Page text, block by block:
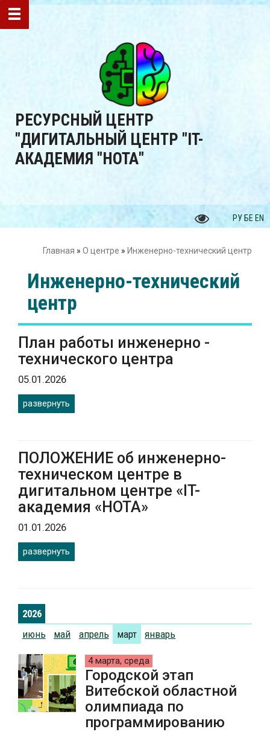
РЕСУРСНЫЙ ЦЕНТР
"ДИГИТАЛЬНЫЙ ЦЕНТР "IT-
АКАДЕМИЯ "НОТА"
РУ БЕ EN
Главная » О центре » Инженерно-технический центр
Инженерно-технический
центр
План работы инженерно -
технического центра
05.01.2026
развернуть
ПОЛОЖЕНИЕ об инженерно-
техническом центре в
дигитальном центре «IT-
академия «НОТА»
01.01.2026
развернуть
2026
июнь
май апрель март январь
4 марта, среда
Городской этап
Витебской областной
олимпиада по
программированию